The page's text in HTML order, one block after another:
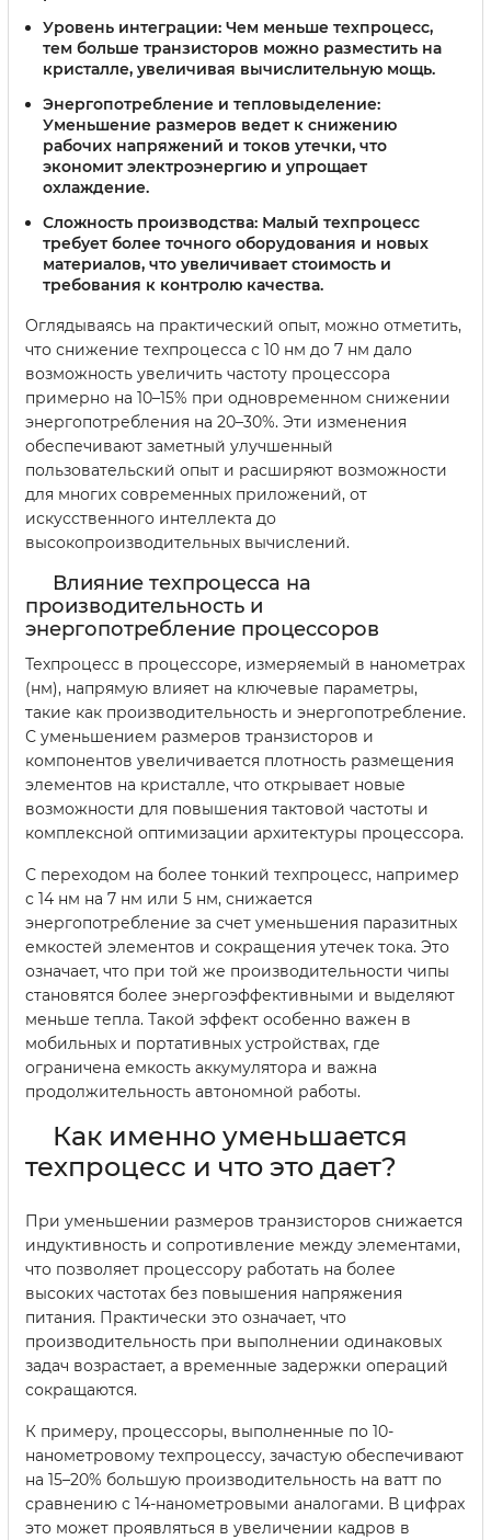
Уровень интеграции: Чем меньше техпроцесс,
тем больше транзисторов можно разместить на
кристалле, увеличивая вычислительную мощь.
Энергопотребление и тепловыделение:
Уменьшение размеров ведет к снижению
рабочих напряжений и токов утечки, что
экономит электроэнергию и упрощает
охлаждение.
Сложность производства: Малый техпроцесс
требует более точного оборудования и новых
материалов, что увеличивает стоимость и
требования к контролю качества.
Оглядываясь на практический опыт, можно отметить,
что снижение техпроцесса с 10 нм до 7 нм дало
возможность увеличить частоту процессора
примерно на 10–15% при одновременном снижении
энергопотребления на 20–30%. Эти изменения
обеспечивают заметный улучшенный
пользовательский опыт и расширяют возможности
для многих современных приложений, от
искусственного интеллекта до
высокопроизводительных вычислений.
Влияние техпроцесса на
производительность и
энергопотребление процессоров
Техпроцесс в процессоре, измеряемый в нанометрах
(нм), напрямую влияет на ключевые параметры,
такие как производительность и энергопотребление.
С уменьшением размеров транзисторов и
компонентов увеличивается плотность размещения
элементов на кристалле, что открывает новые
возможности для повышения тактовой частоты и
комплексной оптимизации архитектуры процессора.
С переходом на более тонкий техпроцесс, например
с 14 нм на 7 нм или 5 нм, снижается
энергопотребление за счет уменьшения паразитных
емкостей элементов и сокращения утечек тока. Это
означает, что при той же производительности чипы
становятся более энергоэффективными и выделяют
меньше тепла. Такой эффект особенно важен в
мобильных и портативных устройствах, где
ограничена емкость аккумулятора и важна
продолжительность автономной работы.
Как именно уменьшается
техпроцесс и что это дает?
При уменьшении размеров транзисторов снижается
индуктивность и сопротивление между элементами,
что позволяет процессору работать на более
высоких частотах без повышения напряжения
питания. Практически это означает, что
производительность при выполнении одинаковых
задач возрастает, а временные задержки операций
сокращаются.
К примеру, процессоры, выполненные по 10-
нанометровому техпроцессу, зачастую обеспечивают
на 15–20% большую производительность на ватт по
сравнению с 14-нанометровыми аналогами. В цифрах
это может проявляться в увеличении кадров в